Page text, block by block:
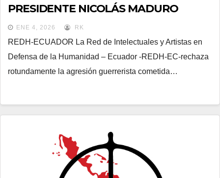
PRESIDENTE NICOLÁS MADURO
ENE 4, 2026 RK
REDH-ECUADOR La Red de Intelectuales y Artistas en
Defensa de la Humanidad – Ecuador -REDH-EC-rechaza
rotundamente la agresión guerrerista cometida…